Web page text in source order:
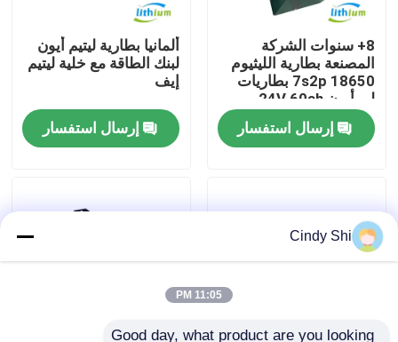
رقابة جودة
اطلب اقتباس
بطارية ليثيوم أيون رافعة شوكية كهربائية
بطارية شاحنة البليت
8+ سنوات الشركة
المصنعة بطارية الليثيوم
18650 7s2p بطاريات
لي أيون 24V 60ah
إرسال استفسار
ألمانيا بطارية ليتيم أيون
لبنك الطاقة مع خلية ليتيم
إيف
إرسال استفسار
Cindy Shi
11:05 PM
Good day, what product are you looking